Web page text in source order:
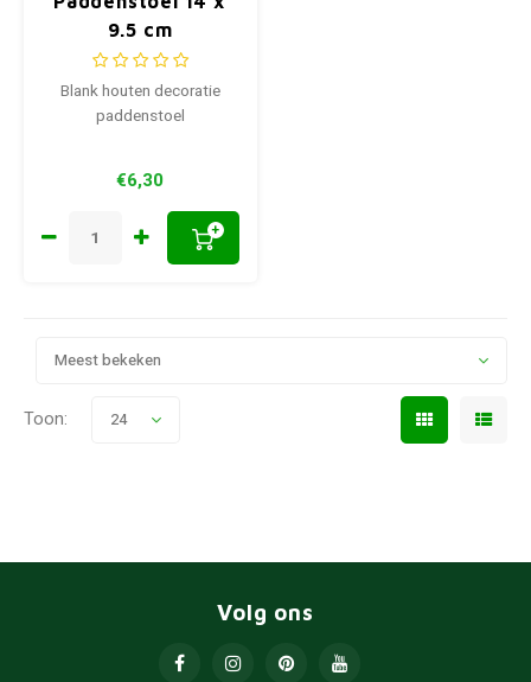
9.5 cm
Blank houten decoratie
paddenstoel
€6,30
+
Meest bekeken
Toon: 24
Volg ons